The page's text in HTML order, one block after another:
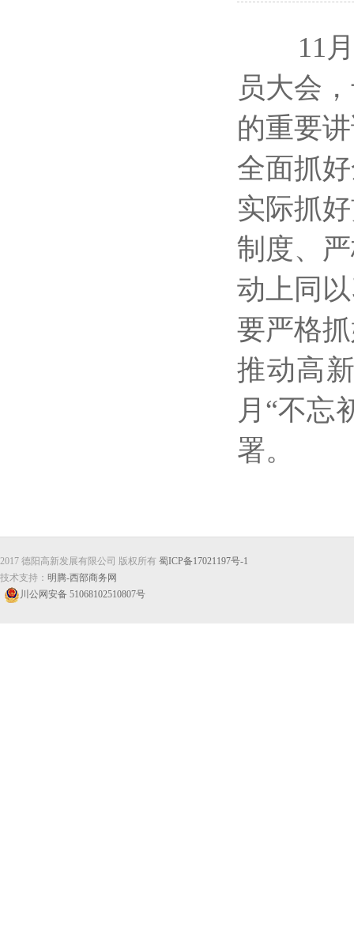
11
员大会
的重要
全面抓
实际抓
制度、
动上同
要严格
推动高
月“不忘
署。
2017 德阳高新发展有限公司 版权所有 蜀ICP备17021197号-1
技术支持： 明腾-西部商务网
川公网安备 51068102510807号